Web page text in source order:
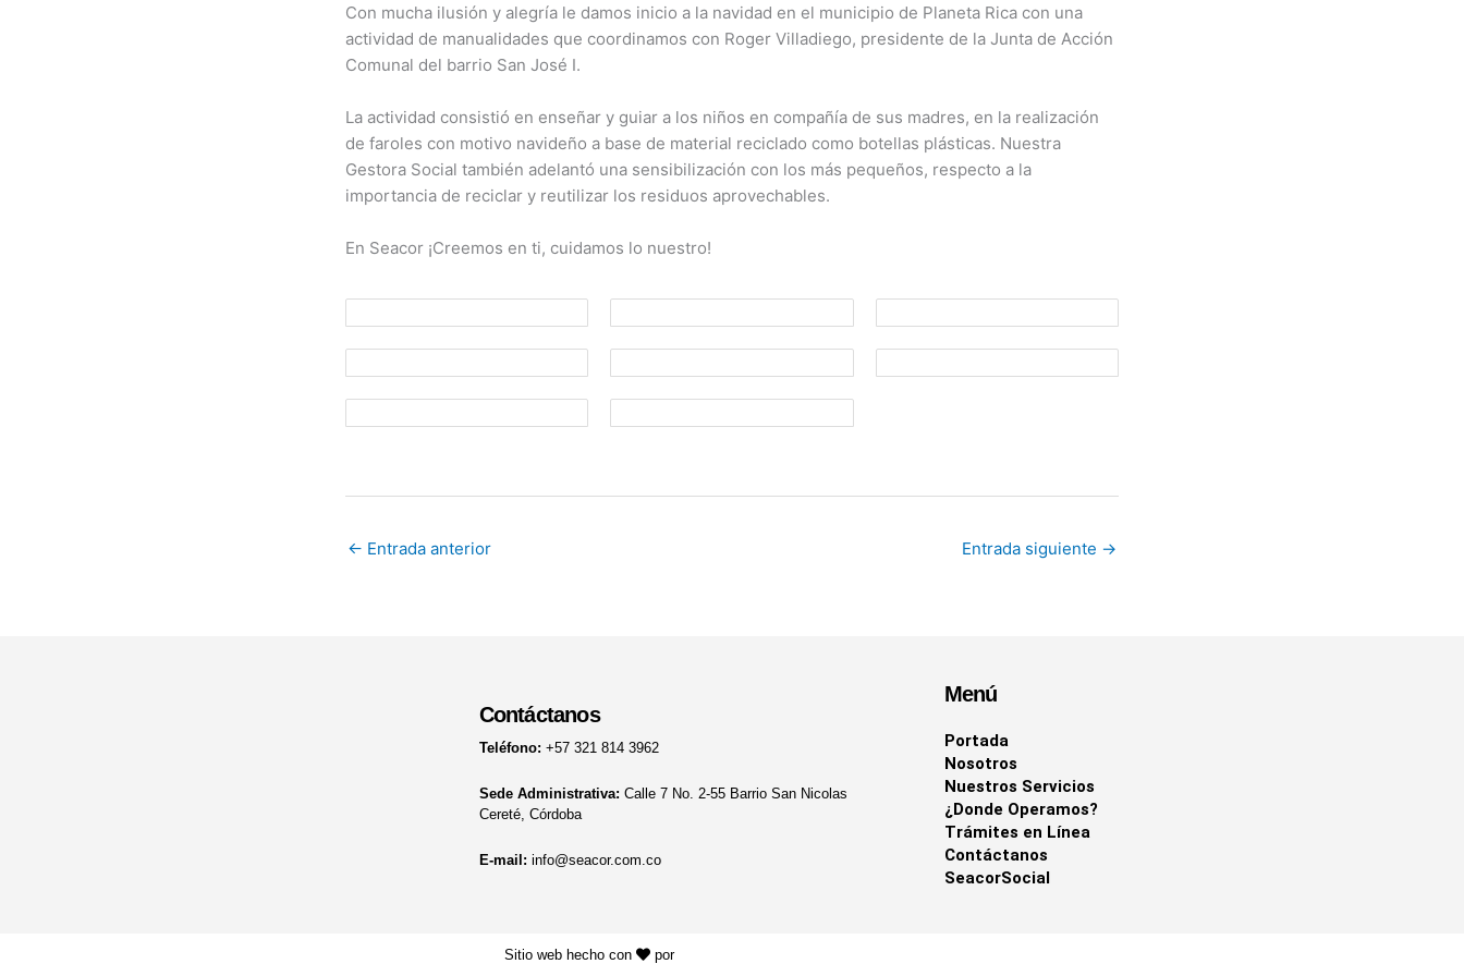
Con mucha ilusión y alegría le damos inicio a la navidad en el municipio de Planeta Rica con una
actividad de manualidades que coordinamos con Roger Villadiego, presidente de la Junta de Acción
Comunal del barrio San José I.
La actividad consistió en enseñar y guiar a los niños en compañía de sus madres, en la realización
de faroles con motivo navideño a base de material reciclado como botellas plásticas. Nuestra
Gestora Social también adelantó una sensibilización con los más pequeños, respecto a la
importancia de reciclar y reutilizar los residuos aprovechables.
En Seacor ¡Creemos en ti, cuidamos lo nuestro!
← Entrada anterior Entrada siguiente →
Contáctanos
Teléfono: +57 321 814 3962
Sede Administrativa: Calle 7 No. 2-55 Barrio San Nicolas
Cereté, Córdoba
E-mail: info@seacor.com.co
Menú
Portada
Nosotros
Nuestros Servicios
¿Donde Operamos?
Trámites en Línea
Contáctanos
SeacorSocial
Sitio web hecho con por